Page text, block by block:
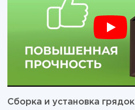
Сборка и установка грядок